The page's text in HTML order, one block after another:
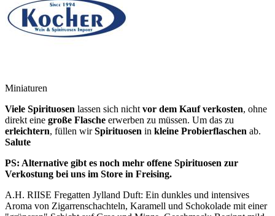
Miniaturen
Viele Spirituosen lassen sich nicht vor dem Kauf verkosten, ohne
direkt eine große Flasche erwerben zu müssen. Um das zu
erleichtern, füllen wirSpirituosen in kleine Probierflaschen ab.
Salute
PS: Alternative gibt es noch mehr offene Spirituosen zur
Verkostung bei uns im Store in Freising.
A.H. RIISE Fregatten Jylland Duft: Ein dunkles und intensives
Aroma von Zigarrenschachteln, Karamell und Schokolade mit einer